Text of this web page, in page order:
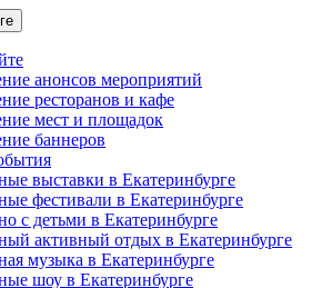
анонсов мероприятий
ресторанов и кафе
мест и площадок
баннеров
выставки в Екатеринбурге
фестивали в Екатеринбурге
с детьми в Екатеринбурге
активный отдых в Екатеринбурге
музыка в Екатеринбурге
шоу в Екатеринбурге